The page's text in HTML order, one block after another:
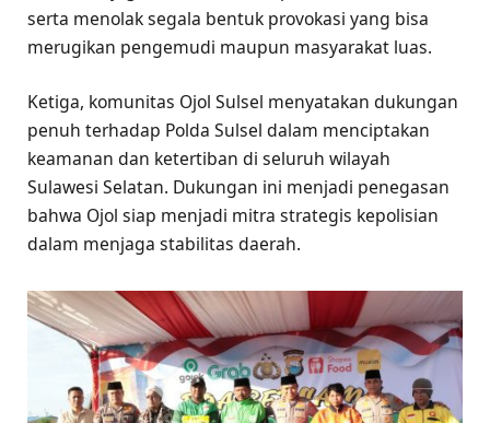
serta menolak segala bentuk provokasi yang bisa
merugikan pengemudi maupun masyarakat luas.
Ketiga, komunitas Ojol Sulsel menyatakan dukungan
penuh terhadap Polda Sulsel dalam menciptakan
keamanan dan ketertiban di seluruh wilayah
Sulawesi Selatan. Dukungan ini menjadi penegasan
bahwa Ojol siap menjadi mitra strategis kepolisian
dalam menjaga stabilitas daerah.